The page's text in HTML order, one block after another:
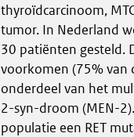
thyroïdcarcinoom,
tumor. In Nederland
30 patiënten gesteld.
voorkomen (75% van
onderdeel van het
2-syn-droom (MEN-
populatie een RET